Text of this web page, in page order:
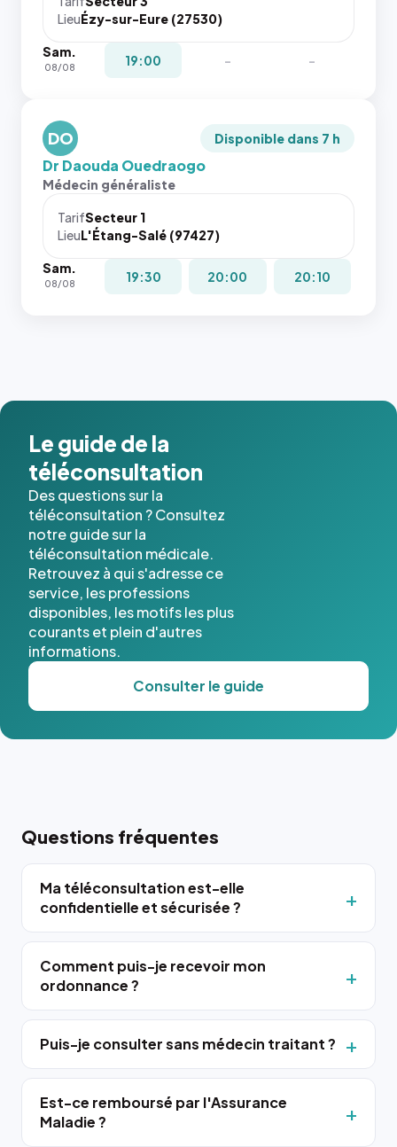
navigateur
pas la
place, et
les trois
dernières
images de
l'annuaire
dans ce
cas. #}
LieuÉzy-sur-Eure (27530)
Sam.
08/08 19:00 - -
DO Disponible dans 7 h
Dr Daouda Ouedraogo
Médecin généraliste
TarifSecteur 1
LieuL'Étang-Salé (97427)
Sam.
08/08 19:30 20:00 20:10
Le guide de la
téléconsultation
Des questions sur la
téléconsultation ? Consultez
notre guide sur la
téléconsultation médicale.
Retrouvez à qui s'adresse ce
service, les professions
disponibles, les motifs les plus
courants et plein d'autres
informations.
Consulter le guide
Questions fréquentes
Ma téléconsultation est-elle
confidentielle et sécurisée ?
Comment puis-je recevoir mon
ordonnance ?
Puis-je consulter sans médecin traitant ?
Est-ce remboursé par l'Assurance
Maladie ?